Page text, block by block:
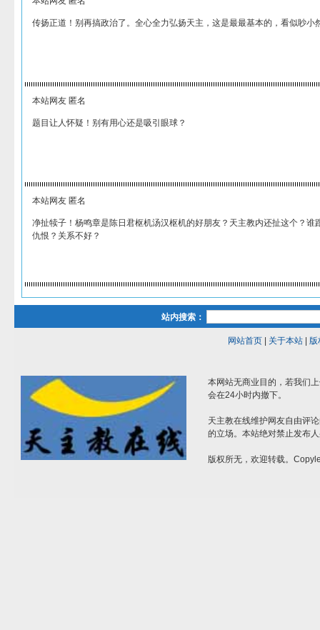
传扬正道！别再搞政治了。全心全力弘扬天主，这是最最基本的，看似眇小
本站网友 匿名
题目让人怀疑！别有用心还是吸引眼球？
本站网友 匿名
净扯犊子！杨鸣章是陈日君枢机汤汉枢机的好朋友？天主教内还扯这个？谁
仇恨？关系不好？
站内搜索：
网站首页| 关于本站| 版
本网站无商业目的，若我们
会在24小时内撤下。
天主教在线维护网友自由评
的立场。本站绝对禁止发布
版权所无，欢迎转载。